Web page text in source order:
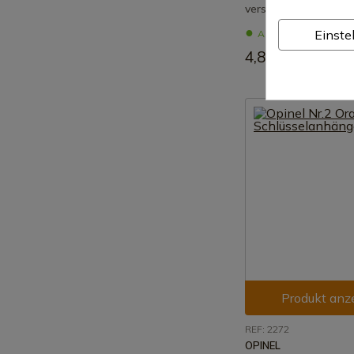
verschiedenen Farben.
Auf Lager –
4,80 €
Produkt
REF: 2272
OPINEL